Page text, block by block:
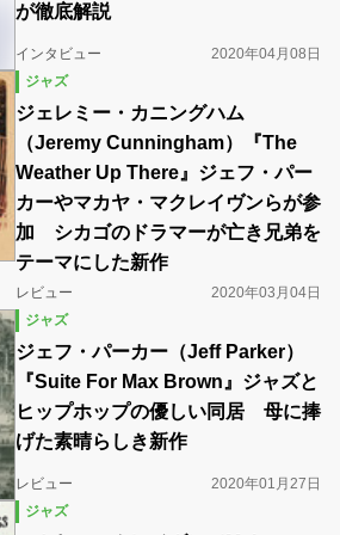
が徹底解説
インタビュー
2020年04月08日
ジャズ
ジェレミー・カニングハム
（Jeremy Cunningham）『The
Weather Up There』ジェフ・パー
カーやマカヤ・マクレイヴンらが参
加 シカゴのドラマーが亡き兄弟を
テーマにした新作
レビュー
2020年03月04日
ジャズ
ジェフ・パーカー（Jeff Parker）
『Suite For Max Brown』ジャズと
ヒップホップの優しい同居 母に捧
げた素晴らしき新作
レビュー
2020年01月27日
ジャズ